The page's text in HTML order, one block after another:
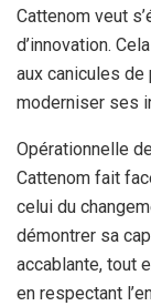
Cattenom veut
d’innovation.
aux canicules
moderniser ses
Opérationnelle
Cattenom fait
celui du
démontrer sa
accablante, tout
en respectant